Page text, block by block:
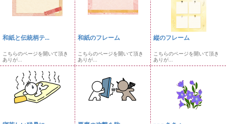
和紙と伝統柄テ...
こちらのページを開いて頂き
ありが...
和紙のフレーム
こちらのページを開いて頂き
ありが...
縦のフレーム
こちらのページを開いて頂き
ありが...